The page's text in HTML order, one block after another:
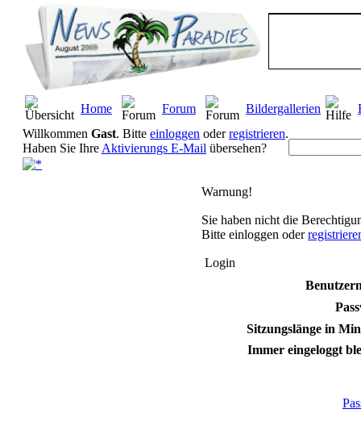
Home Forum Bildergallerien
Willkommen Gast. Bitte einloggen oderregistrieren.
Haben Sie Ihre Aktivierungs E-Mail übersehen?
Warnung!
Sie haben nicht die
Bitte einloggen oder
Login
Sitzungslänge in
Immer eingeloggt